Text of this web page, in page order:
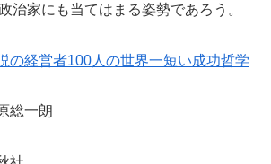
治家にも当てはまる姿勢であろう。
の経営者100人の世界一短い成功哲学
総一朗